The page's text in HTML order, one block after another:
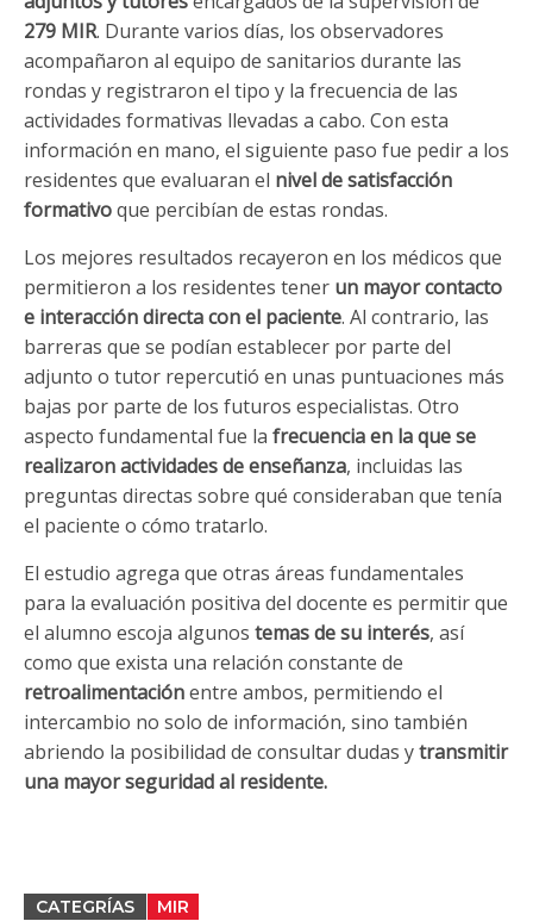
279 MIR. Durante varios días, los observadores
acompañaron al equipo de sanitarios durante las
rondas y registraron el tipo y la frecuencia de las
actividades formativas llevadas a cabo. Con esta
información en mano, el siguiente paso fue pedir a los
residentes que evaluaran el nivel de satisfacción
formativoque percibían de estas rondas.
Los mejores resultados recayeron en los médicos que
permitieron a los residentes tener un mayor contacto
e interacción directa con el paciente. Al contrario, las
barreras que se podían establecer por parte del
adjunto o tutor repercutió en unas puntuaciones más
bajas por parte de los futuros especialistas. Otro
aspecto fundamental fue la frecuencia en la que se
realizaron actividades de enseñanza, incluidas las
preguntas directas sobre qué consideraban que tenía
el paciente o cómo tratarlo.
El estudio agrega que otras áreas fundamentales
para la evaluación positiva del docente es permitir que
el alumno escoja algunos temas de su interés, así
como que exista una relación constante de
retroalimentaciónentre ambos, permitiendo el
intercambio no solo de información, sino también
abriendo la posibilidad de consultar dudas ytransmitir
una mayor seguridad al residente.
CATEGRÍAS MIR